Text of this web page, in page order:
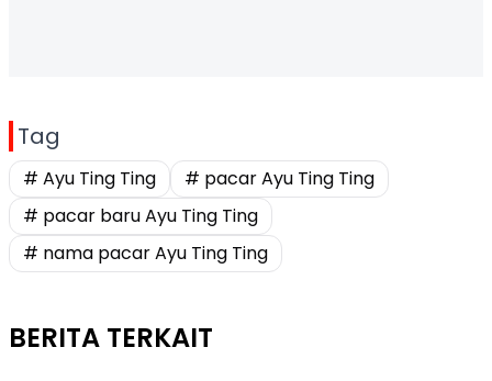
Tag
# Ayu Ting Ting
# pacar Ayu Ting Ting
# pacar baru Ayu Ting Ting
# nama pacar Ayu Ting Ting
BERITA TERKAIT